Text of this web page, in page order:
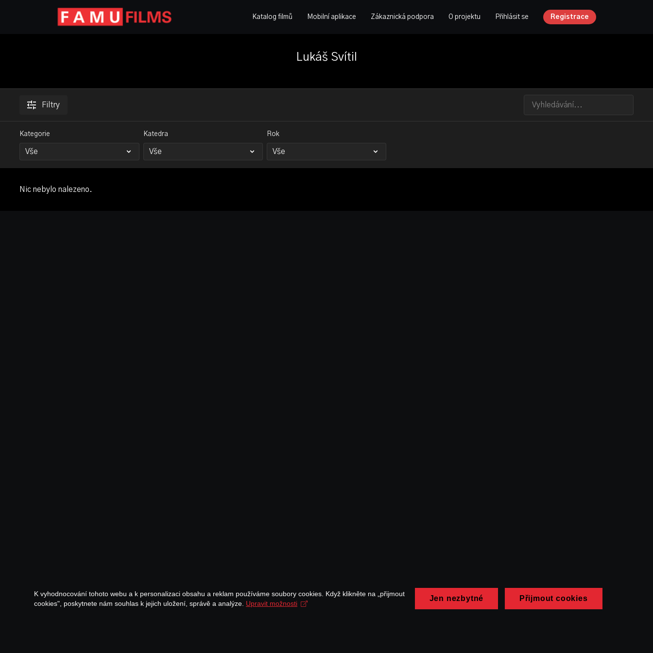
Katalog filmů Mobilní aplikace Zákaznická podpora O projektu Přihlásit se Registrace
Lukáš Svítil
Filtry
Kategorie Katedra Rok
Nic nebylo nalezeno.
K vyhodnocování tohoto webu a k personalizaci obsahu a reklam používáme soubory cookies. Když klikněte na „přijmout
cookies", poskytnete nám souhlas k jejich uložení, správě a analýze. Upravit možnosti
Jen nezbytné Přijmout cookies